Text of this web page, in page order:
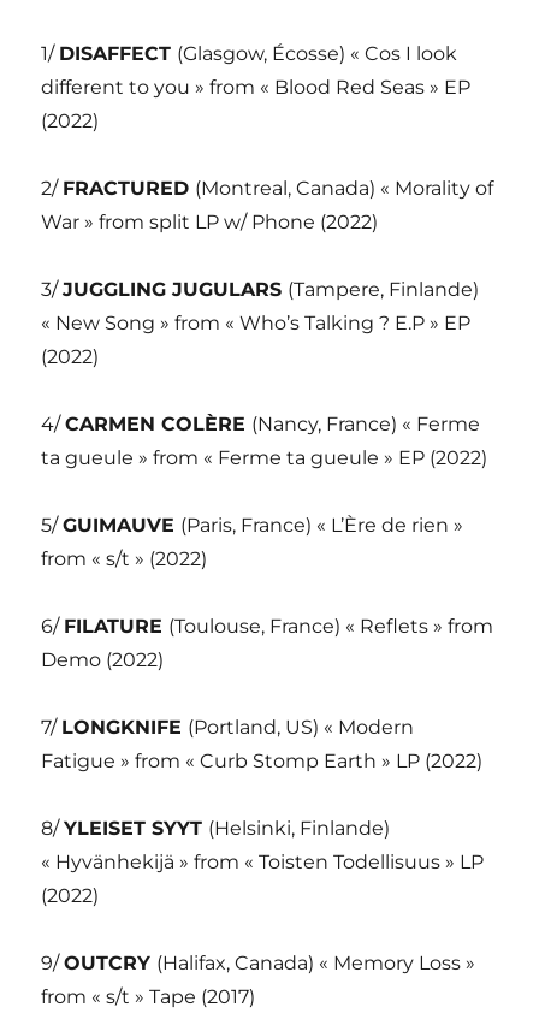
1/ DISAFFECT (Glasgow, Écosse) « Cos I look
different to you » from « Blood Red Seas » EP
(2022)
2/ FRACTURED (Montreal, Canada) « Morality of
War » from split LP w/ Phone (2022)
3/JUGGLING JUGULARS (Tampere, Finlande)
« New Song » from « Who’s Talking ? E.P » EP
(2022)
4/CARMEN COLÈRE (Nancy, France) « Ferme
ta gueule » from « Ferme ta gueule » EP (2022)
5/GUIMAUVE (Paris, France) « L’Ère de rien »
from « s/t » (2022)
6/ FILATURE (Toulouse, France) « Reflets » from
Demo (2022)
7/ LONGKNIFE (Portland, US) « Modern
Fatigue » from « Curb Stomp Earth » LP (2022)
8/YLEISET SYYT (Helsinki, Finlande)
« Hyvänhekijä » from « Toisten Todellisuus » LP
(2022)
9/OUTCRY (Halifax, Canada) « Memory Loss »
from « s/t » Tape (2017)